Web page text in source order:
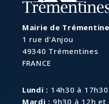
Mairie de
1 rue d’Anjou
49340 Trémentines
FRANCE
Lundi : 14h30 à 17h30
Mardi : 9h30 à 12h et